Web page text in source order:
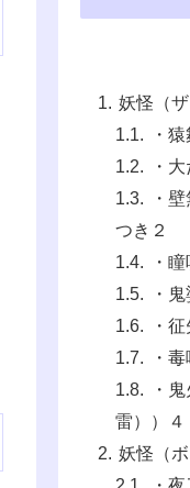
妖怪（ザ
・
・
・
つき２
・
・
・
・
・
雷））４
妖怪（ボ